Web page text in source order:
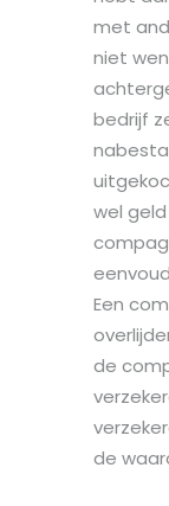
met
niet
bedrijf
wel
Een
de
de